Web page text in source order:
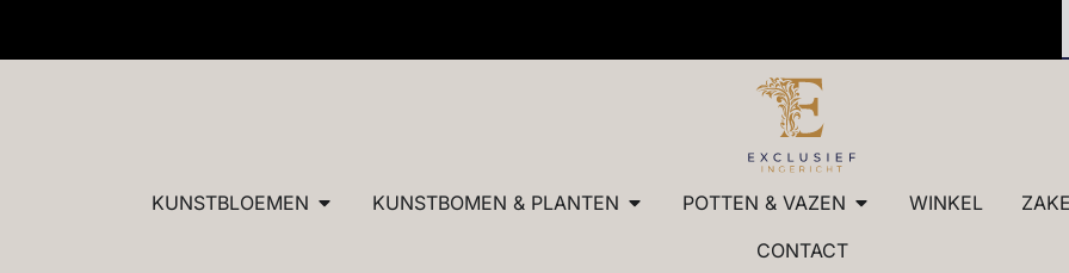
✓
KUNSTBLOEMEN KUNSTBOMEN & PLANTEN POTTEN & VAZEN WINKEL
CONTACT